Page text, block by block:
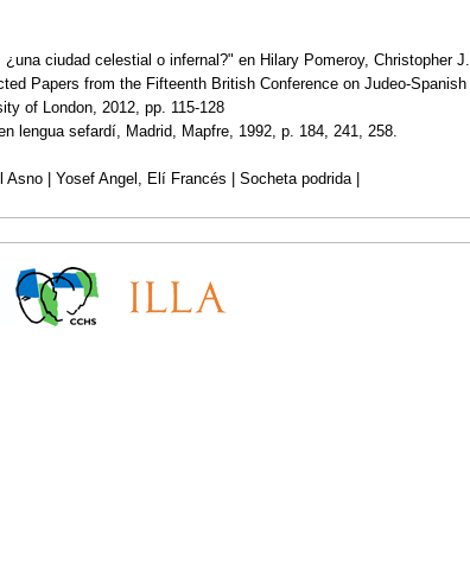
ciudad celestial o infernal?" en Hilary Pomeroy, Christopher J.
Papers from the Fifteenth British Conference on Judeo-Spanish
of London, 2012, pp. 115-128
lengua sefardí, Madrid, Mapfre, 1992, p. 184, 241, 258.
| Yosef Angel, Elí Francés | Socheta podrida |